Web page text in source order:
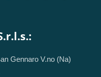
Gennaro V.no (Na)